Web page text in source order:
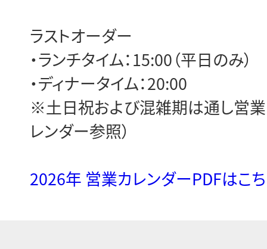
ラストオーダー
・ランチタイム：15:00（平日のみ）
・ディナータイム：20:00
※土日祝および混雑期は通し営業
レンダー参照）
2026年 営業カレンダーPDFはこ